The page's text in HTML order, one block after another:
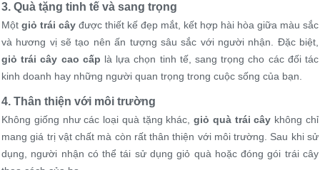
3. Quà tặng tinh tế và sang trọng
Một giỏ trái cây được thiết kế đẹp mắt, kết hợp hài hòa giữa màu sắc
và hương vị sẽ tạo nên ấn tượng sâu sắc với người nhận. Đặc biệt,
giỏ trái cây cao cấp là lựa chọn tinh tế, sang trọng cho các đối tác
kinh doanh hay những người quan trọng trong cuộc sống của bạn.
4. Thân thiện với môi trường
Không giống như các loại quà tặng khác,giỏ quà trái cây không chỉ
mang giá trị vật chất mà còn rất thân thiện với môi trường. Sau khi sử
dụng, người nhận có thể tái sử dụng giỏ quà hoặc đóng gói trái cây